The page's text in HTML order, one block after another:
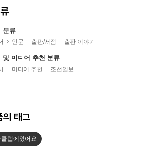
분류
인문 출판/서점 출판 이야기
및 미디어 추천 분류
미디어 추천 조선일보
의 태그
럽에있어요